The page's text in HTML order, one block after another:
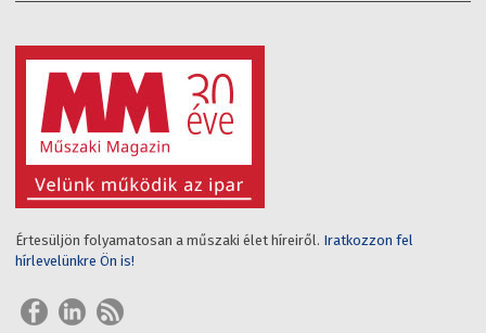
Értesüljön folyamatosan a műszaki élet híreiről. Iratkozzon fel
hírlevelünkre Ön is!